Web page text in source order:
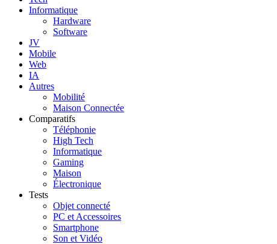
Informatique
Hardware
Software
JV
Mobile
Web
IA
Autres
Mobilité
Maison Connectée
Comparatifs
Téléphonie
High Tech
Informatique
Gaming
Maison
Électronique
Tests
Objet connecté
PC et Accessoires
Smartphone
Son et Vidéo